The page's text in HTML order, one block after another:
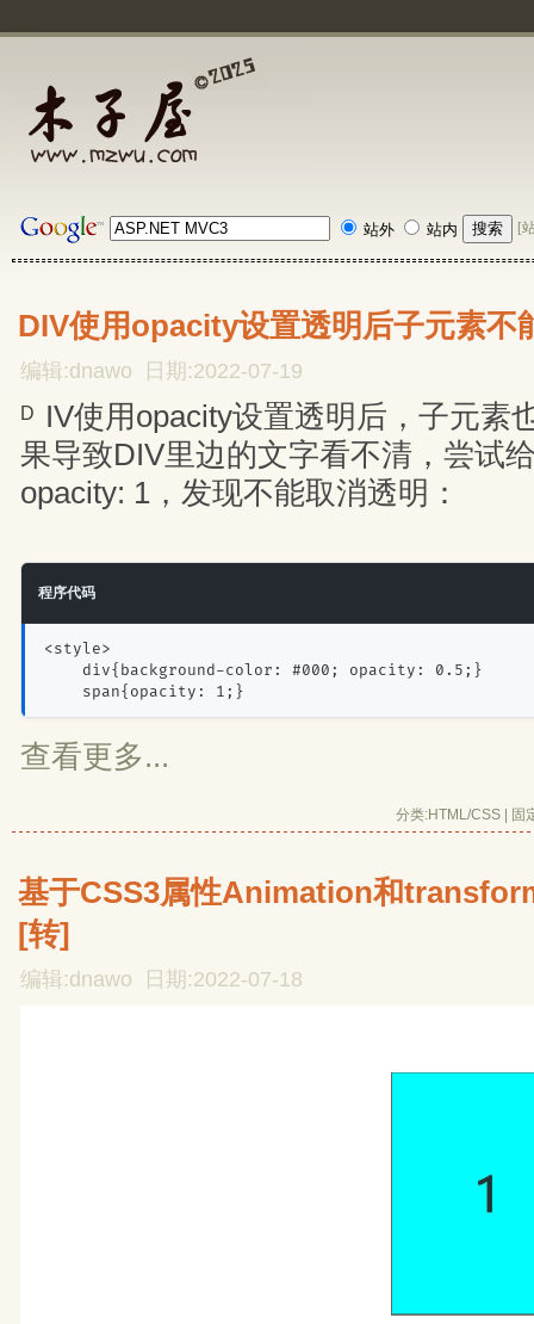
站外 站内 [
DIV使用opacity设置透明后子元素不
编辑:dnawo 日期:2022-07-19
D
IV使用opacity设置透明后，子元素
果导致DIV里边的文字看不清，尝试
opacity: 1，发现不能取消透明：
程序代码
<style>
div{background-color: #000; opacity: 0.5;}
span{opacity: 1;}
查看更多...
分类:HTML/CSS 固
基于CSS3属性Animation和
[转]
编辑:dnawo 日期:2022-07-18